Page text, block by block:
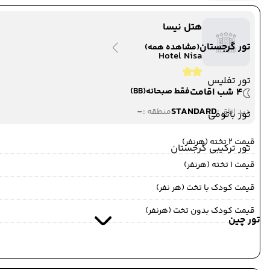
تور گرجستان(مشاهده همه)
تور تفلیس
تور باتومی
تور ترکیبی گرجستان
تور چین
به خوی ,خوی
مدت پرواز : 09:00
ترانسفر زمینی
وان
11 تیر 1405
ساعت : 00:00
ترانسفر زمینی
به مرز رازی ,مرز رازی
مدت پرواز : 01:00
مرز رازی
هتل نیسا
Hotel Nisa
4 شب اقامت
فقط صبحانه(BB)
دید اتاق :STANDARDمنطقه :-
قیمت 2 تخته (هرنفر)
قیمت 1 تخته (هرنفر)
قیمت کودک با تخت (هر نفر)
قیمت کودک بدون تخت (هرنفر)